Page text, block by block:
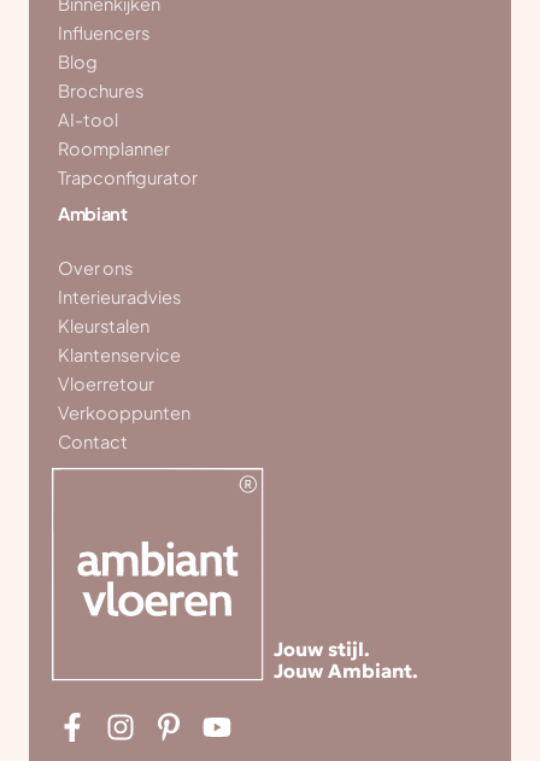
Influencers
Blog
Brochures
AI-tool
Roomplanner
Trapconfigurator
Ambiant
Over ons
Interieuradvies
Kleurstalen
Klantenservice
Vloerretour
Verkooppunten
Contact
Jouw stijl.
Jouw Ambiant.